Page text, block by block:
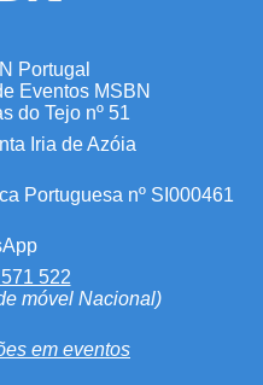
Portugal
Eventos MSBN
do Tejo nº 51
Iria de Azóia
Portuguesa nº SI000461
522
móvel Nacional)
em eventos